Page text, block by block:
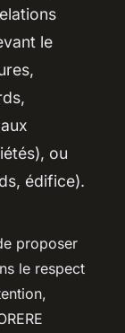
le
ou
édifice).
proposer
le respect